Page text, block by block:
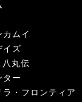
カムイ
イズ
丸伝
ター
ラ・フロンティア